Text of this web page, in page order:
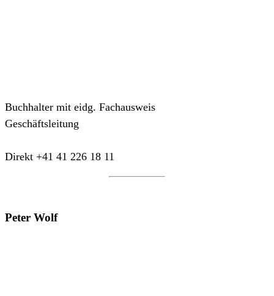
Buchhalter mit eidg. Fachausweis
Geschäftsleitung
Direkt +41 41 226 18 11
Peter Wolf